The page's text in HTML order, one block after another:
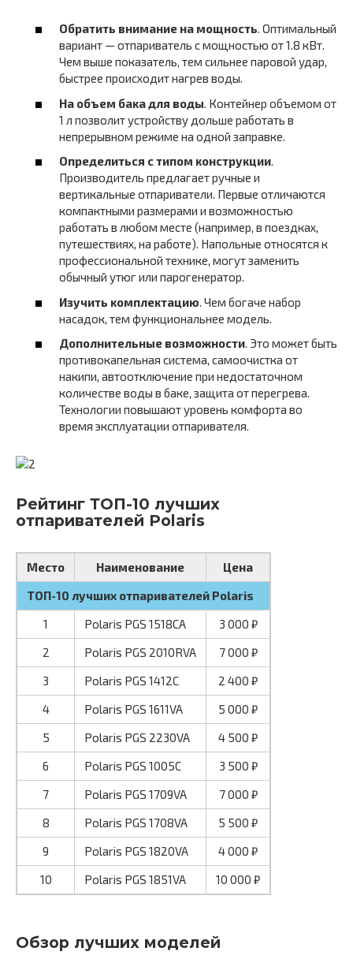
Обратить внимание на мощность. Оптимальный
вариант — отпариватель с мощностью от 1.8 кВт.
Чем выше показатель, тем сильнее паровой удар,
быстрее происходит нагрев воды.
На объем бака для воды. Контейнер объемом от
1 л позволит устройству дольше работать в
непрерывном режиме на одной заправке.
Определиться с типом конструкции.
Производитель предлагает ручные и
вертикальные отпариватели. Первые отличаются
компактными размерами и возможностью
работать в любом месте (например, в поездках,
путешествиях, на работе). Напольные относятся к
профессиональной технике, могут заменить
обычный утюг или парогенератор.
Изучить комплектацию. Чем богаче набор
насадок, тем функциональнее модель.
Дополнительные возможности. Это может быть
противокапельная система, самоочистка от
накипи, автоотключение при недостаточном
количестве воды в баке, защита от перегрева.
Технологии повышают уровень комфорта во
время эксплуатации отпаривателя.
Рейтинг ТОП-10 лучших
отпаривателей Polaris
Место Наименование
Цена
ТОП-10 лучших отпаривателей Polaris
1
Polaris PGS 1518CA
3 000 ₽
2
Polaris PGS 2010RVA
7 000 ₽
3
Polaris PGS 1412C
2 400 ₽
4
Polaris PGS 1611VA
5 000 ₽
5
Polaris PGS 2230VA
4 500 ₽
6
Polaris PGS 1005C
3 500 ₽
7
Polaris PGS 1709VA
7 000 ₽
8
Polaris PGS 1708VA
5 500 ₽
9
Polaris PGS 1820VA
4 000 ₽
10
Polaris PGS 1851VA 10 000 ₽
Обзор лучших моделей